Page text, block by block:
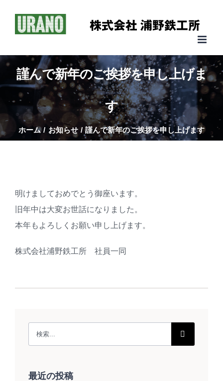
謹んで新年のご挨拶を申し上げま
す
ホーム お知らせ 謹んで新年のご挨拶を申し上げます
明けましておめでとう御座います。
旧年中は大変お世話になりました。
本年もよろしくお願い申し上げます。
株式会社浦野鉄工所 社員一同
索
最近の投稿